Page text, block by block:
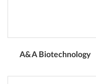
A&A Biotechnology